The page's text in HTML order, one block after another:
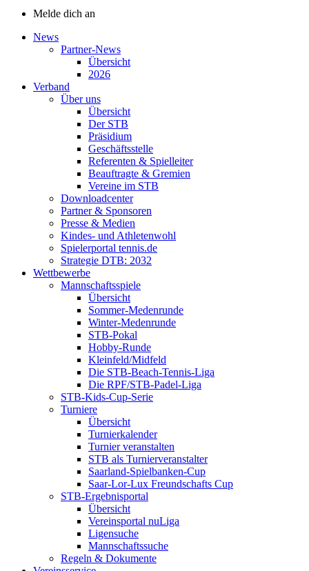
Melde dich an
News
Partner-News
Übersicht
2026
Verband
Über uns
Übersicht
Der STB
Präsidium
Geschäftsstelle
Referenten & Spielleiter
Beauftragte & Gremien
Vereine im STB
Downloadcenter
Partner & Sponsoren
Presse & Medien
Kindes- und Athletenwohl
Spielerportal tennis.de
Strategie DTB: 2032
Wettbewerbe
Mannschaftsspiele
Übersicht
Sommer-Medenrunde
Winter-Medenrunde
STB-Pokal
Hobby-Runde
Kleinfeld/Midfeld
Die STB-Beach-Tennis-Liga
Die RPF/STB-Padel-Liga
STB-Kids-Cup-Serie
Turniere
Übersicht
Turnierkalender
Turnier veranstalten
STB als Turnierveranstalter
Saarland-Spielbanken-Cup
Saar-Lor-Lux Freundschafts Cup
STB-Ergebnisportal
Übersicht
Vereinsportal nuLiga
Ligensuche
Mannschaftssuche
Regeln & Dokumente